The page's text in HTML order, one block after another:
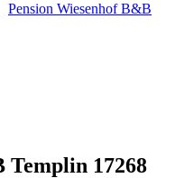
Pension Wiesenhof B&B
Templin 17268